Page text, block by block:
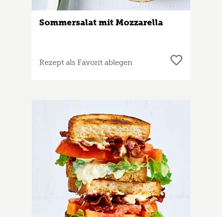
Sommersalat mit Mozzarella
Rezept als Favorit ablegen